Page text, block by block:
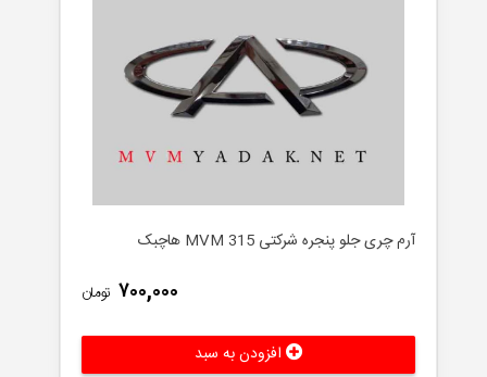
آرم چری جلو پنجره شرکتی MVM 315 هاچبک
۷۰۰,۰۰۰ تومان